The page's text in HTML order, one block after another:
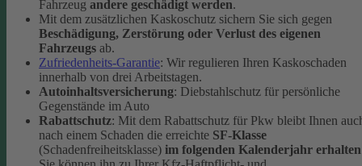
Fahrzeug andere geschädigt werden.
Mit dem zusätzlichen Kaskoschutz sichern Sie sich gegen
Beschädigung, Zerstörung oder Verlust des eigenen
Fahrzeugs ab.
Zufriedenheits-Garantie: Wir regulieren Ihren Kaskoschaden
innerhalb von drei Arbeitstagen.
Autoinhaltsversicherung: Diebstahlschutz für persönliche
Gegenstände im Auto
Rabattschutz: Mit dem Rabattschutz für Pkw bleibt Ihnen
nach einem Schaden die erreichte SF-Klasse
(Schadenfreiheitsklasse) im folgenden Kalenderjahr erhalten